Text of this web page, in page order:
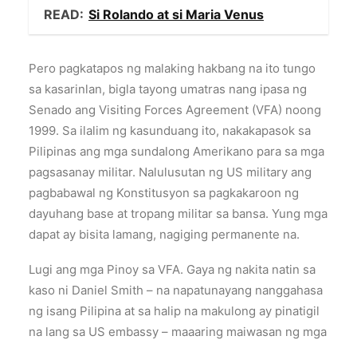
READ: Si Rolando at si Maria Venus
Pero pagkatapos ng malaking hakbang na ito tungo
sa kasarinlan, bigla tayong umatras nang ipasa ng
Senado ang Visiting Forces Agreement (VFA) noong
1999. Sa ilalim ng kasunduang ito, nakakapasok sa
Pilipinas ang mga sundalong Amerikano para sa mga
pagsasanay militar. Nalulusutan ng US military ang
pagbabawal ng Konstitusyon sa pagkakaroon ng
dayuhang base at tropang militar sa bansa. Yung mga
dapat ay bisita lamang, nagiging permanente na.
Lugi ang mga Pinoy sa VFA. Gaya ng nakita natin sa
kaso ni Daniel Smith – na napatunayang nanggahasa
ng isang Pilipina at sa halip na makulong ay pinatigil
na lang sa US embassy – maaaring maiwasan ng mga